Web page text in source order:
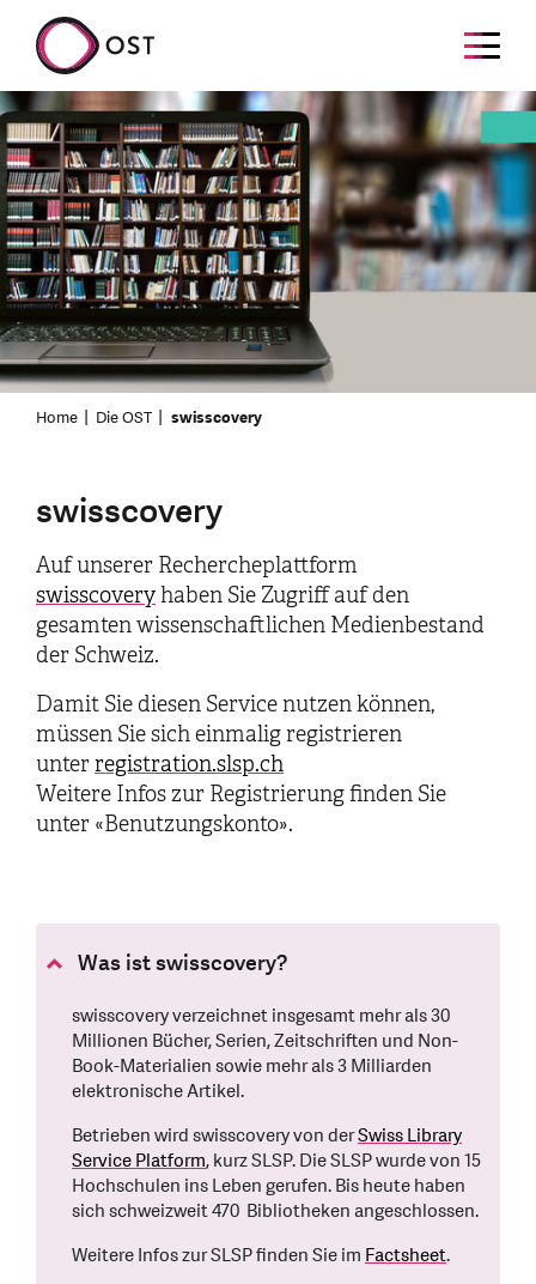
Home Die OST swisscovery
swisscovery
Auf unserer Rechercheplattform
swisscoveryhaben Sie Zugriff auf den
gesamten wissenschaftlichen Medienbestand
der Schweiz.
Damit Sie diesen Service nutzen können,
müssen Sie sich einmalig registrieren
unterregistration.slsp.ch
Weitere Infos zur Registrierung finden Sie
unter «Benutzungskonto».
Was ist swisscovery?
swisscovery verzeichnet insgesamt mehr als 30
Millionen Bücher, Serien, Zeitschriften und Non-
Book-Materialien sowie mehr als 3 Milliarden
elektronische Artikel.
Betrieben wird swisscovery von derSwiss Library
Service Platform, kurz SLSP. Die SLSP wurde von 15
Hochschulen ins Leben gerufen. Bis heute haben
sich schweizweit 470 Bibliotheken angeschlossen.
Weitere Infos zur SLSP finden Sie im Factsheet.